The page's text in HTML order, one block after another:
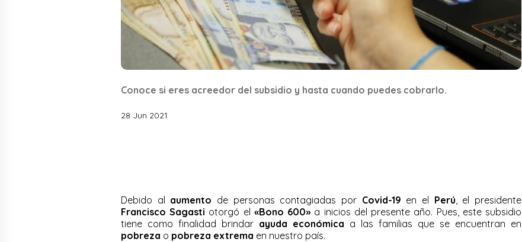
Conoce si eres acreedor del subsidio y hasta cuando puedes cobrarlo.
28 Jun 2021
Debido al aumento de personas contagiadas por Covid-19 en el Perú , el presidente
Francisco Sagasti otorgó el «Bono 600» a inicios del presente año. Pues, este subsidio
tiene como finalidad brindar ayuda económica a las familias que se encuentran en
pobreza o pobreza extrema en nuestro país.